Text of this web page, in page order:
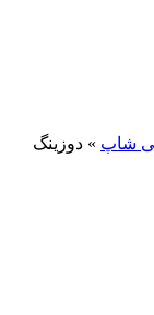
شاپ » دوزینگ